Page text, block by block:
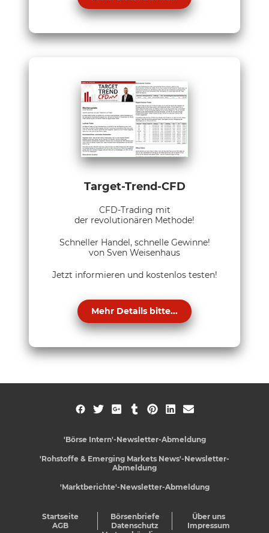
Target-Trend-CFD
CFD-Trading mit
der revolutionären Methode!
Schneller Handel, schnelle Gewinne!
von Sven Weisenhaus
Jetzt informieren und kostenlos testen!
Mehr Details bitte...
'Börse Intern'-Newsletter-Abmeldung
'Rohstoffe & Emerging Markets News'-Newsletter-
Abmeldung
'Marktberichte'-Newsletter-Abmeldung
Startseite Börsenbriefe
Über uns
AGB
Datenschutz
Impressum